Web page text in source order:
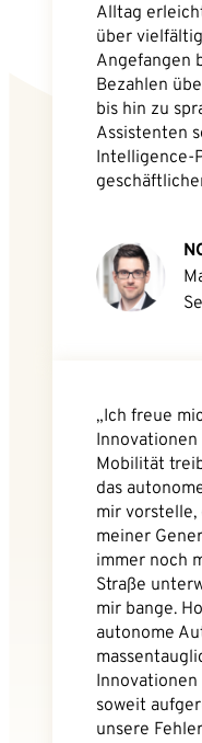
Alltag
über
Angefangen
Bezahlen
bis hin zu
Assistenten
Intelligence-
„Ich freue
Mobilität
das
mir vorstelle,
meiner
immer noch
Straße
mir bange.
autonome
Innovationen
soweit
unsere